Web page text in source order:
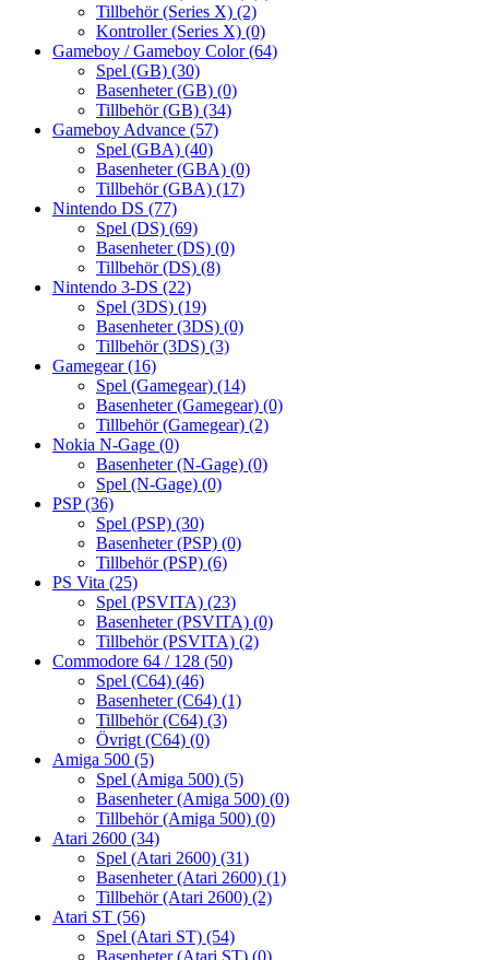
Tillbehör (Series X) (2)
Kontroller (Series X) (0)
Gameboy / Gameboy Color(64)
Spel (GB) (30)
Basenheter (GB) (0)
Tillbehör (GB) (34)
Gameboy Advance (57)
Spel (GBA) (40)
Basenheter (GBA) (0)
Tillbehör (GBA) (17)
Nintendo DS (77)
Spel (DS) (69)
Basenheter (DS) (0)
Tillbehör (DS) (8)
Nintendo 3-DS (22)
Spel (3DS) (19)
Basenheter (3DS) (0)
Tillbehör (3DS) (3)
Gamegear(16)
Spel (Gamegear) (14)
Basenheter (Gamegear) (0)
Tillbehör (Gamegear) (2)
Nokia N-Gage (0)
Basenheter (N-Gage) (0)
Spel (N-Gage) (0)
PSP(36)
Spel (PSP) (30)
Basenheter (PSP) (0)
Tillbehör (PSP) (6)
PS Vita (25)
Spel (PSVITA) (23)
Basenheter (PSVITA) (0)
Tillbehör (PSVITA) (2)
Commodore 64 / 128 (50)
Spel (C64) (46)
Basenheter (C64) (1)
Tillbehör (C64) (3)
Övrigt (C64) (0)
Amiga 500 (5)
Spel (Amiga 500) (5)
Basenheter (Amiga 500) (0)
Tillbehör (Amiga 500) (0)
Atari 2600 (34)
Spel (Atari 2600) (31)
Basenheter (Atari 2600) (1)
Tillbehör (Atari 2600) (2)
Atari ST (56)
Spel (Atari ST) (54)